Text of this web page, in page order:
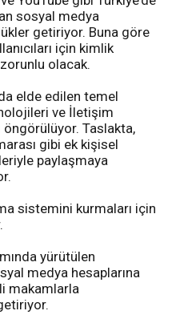
sosyal medya
getiriyor. Buna göre
için kimlik
olacak.
elde edilen temel
ve İletişim
öngörülüyor. Taslakta,
gibi ek kişisel
paylaşmaya
sistemini kurmaları için
yürütülen
medya hesaplarına
makamlarla